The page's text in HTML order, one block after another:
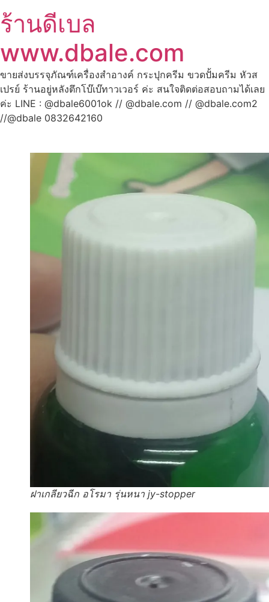
ร้านดีเบล
www.dbale.com
ขายส่งบรรจุภัณฑ์เครื่องสำอางค์ กระปุกครีม ขวดปั้มครีม หัวส
เปรย์ ร้านอยู่หลังตึกโบ๊เบ๊ทาวเวอร์ ค่ะ สนใจติดต่อสอบถามได้เลย
ค่ะ LINE : @dbale6001ok // @dbale.com // @dbale.com2
//@dbale 0832642160
ฝาเกลียวฉีก อโรมา รุ่นหนา jy-stopper